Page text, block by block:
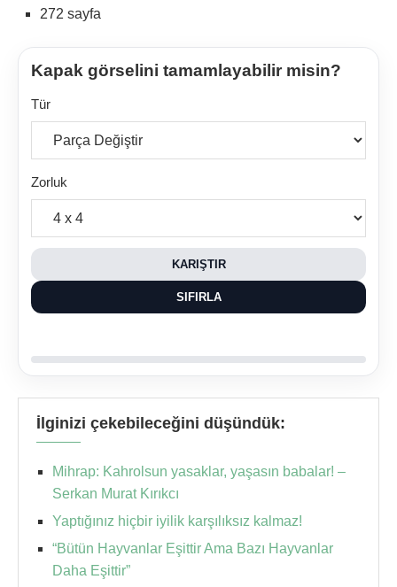
272 sayfa
Kapak görselini tamamlayabilir misin?
Tür
Zorluk
KARIŞTIR
SIFIRLA
İlginizi çekebileceğini düşündük:
Mihrap: Kahrolsun yasaklar, yaşasın babalar! –
Serkan Murat Kırıkcı
Yaptığınız hiçbir iyilik karşılıksız kalmaz!
“Bütün Hayvanlar Eşittir Ama Bazı Hayvanlar
Daha Eşittir”